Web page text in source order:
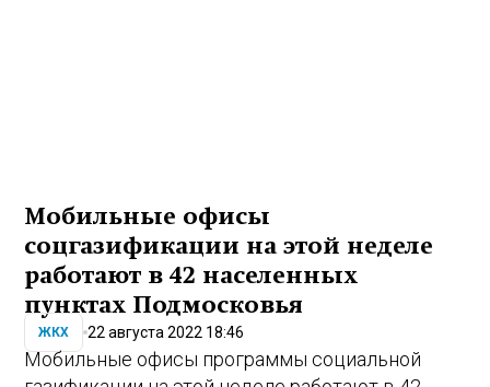
Мобильные офисы
соцгазификации на этой неделе
работают в 42 населенных
пунктах Подмосковья
ЖКХ 22 августа 2022 18:46
Мобильные офисы программы социальной